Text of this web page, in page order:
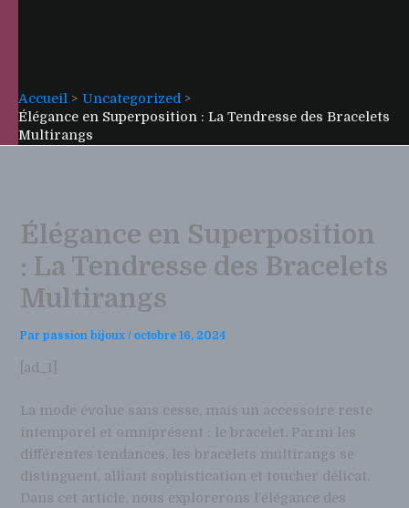
Accueil
Uncategorized
Élégance en Superposition : La Tendresse des Bracelets
Multirangs
Élégance en Superposition
: La Tendresse des Bracelets
Multirangs
Parpassion bijoux/octobre 16, 2024
[ad_1]
La mode évolue sans cesse, mais un accessoire reste
intemporel et omniprésent : le bracelet. Parmi les
différentes tendances, les bracelets multirangs se
distinguent, alliant sophistication et toucher délicat.
Dans cet article, nous explorerons l’élégance des